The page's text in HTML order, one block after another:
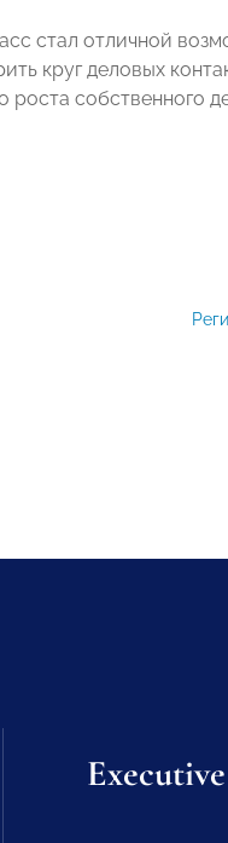
стал отличной
круг деловых
роста собственного